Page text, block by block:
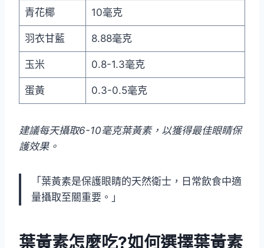
青花椰 10毫克
羽衣甘藍 8.88毫克
玉米 0.8-1.3毫克
蛋黃 0.3-0.5毫克
建議每天攝取6-10毫克葉黃素，以獲得最佳眼睛保
護效果。
「葉黃素是保護眼睛的天然衛士，日常飲食中適
量攝取至關重要。」
葉黃素怎麼吃?如何選擇葉黃素